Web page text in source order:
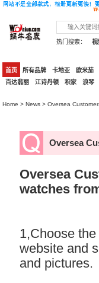
热门搜索：
视
首页 所有品牌 卡地亚 欧米茄
百达翡丽
江诗丹顿 积家 浪琴
Home >News > Oversea
Oversea
Oversea
watches
1,Choose
website and
and pictures.